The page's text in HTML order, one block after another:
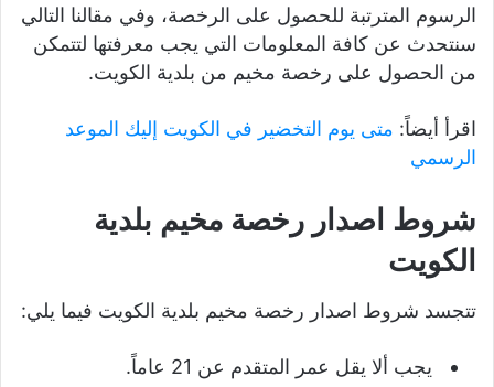
الرسوم المترتبة للحصول على الرخصة، وفي مقالنا التالي
سنتحدث عن كافة المعلومات التي يجب معرفتها لتتمكن
من الحصول على رخصة مخيم من بلدية الكويت.
اقرأ أيضاً: متى يوم التخضير في الكويت إليك الموعد
الرسمي
شروط اصدار رخصة مخيم بلدية
الكويت
تتجسد شروط اصدار رخصة مخيم بلدية الكويت فيما يلي:
يجب ألا يقل عمر المتقدم عن 21 عاماً.